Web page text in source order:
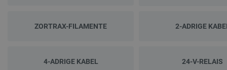
ZORTRAX-FILAMENTE 2-ADRIGE
4-ADRIGE KABEL 24-V-RELAIS